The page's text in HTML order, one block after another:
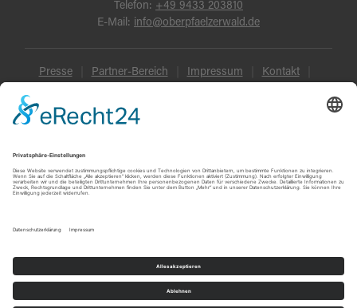
Telefon: +49 9433 203810
E-Mail: info@oberpfaelzerwald.de
Presse Partner-Bereich Impressum Kontakt
Datenschutz
© Oberpfälzer Wald 2026